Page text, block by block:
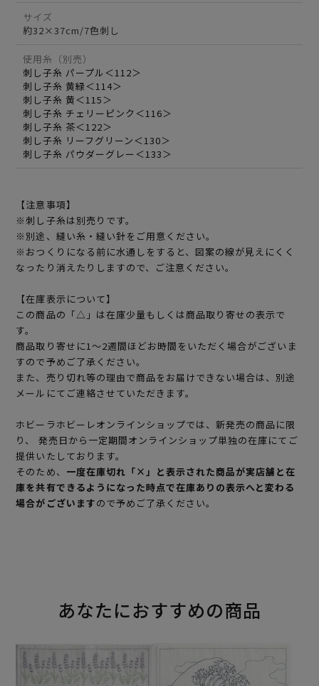
サイズ
約32×37cm/7色刺し
使用糸（別売）
刺し子糸 パープル＜112＞
刺し子糸 黄緑＜114＞
刺し子糸 黄＜115＞
刺し子糸 チェリーピンク＜116＞
刺し子糸 茶＜122＞
刺し子糸 リーフグリーン＜130＞
刺し子糸 パウダーグレー＜133＞
【注意事項】
※刺し子糸は別売りです。
※別途、縫い糸・縫い針をご用意ください。
※おつくりになる前に水通しをすると、図案の線が見えにくく
なったり消えたりしますので、ご注意ください。
【在庫表示について】
この商品の「△」は在庫少量もしくは商品取り寄せの表示で
す。
商品取り寄せに1～2週間ほどお時間をいただく場合がございま
すので予めご了承ください。
また、売り切れ等の理由で商品をお届けできない場合は、別途
メールにてご連絡させていただきます。
ホビーラホビーレオンラインショップでは、新発売の商品に限
り、 発売日から一定期間オンラインショップ単独の在庫にてご
提供いたしております。
そのため、 一度在庫切れ「×」と表示された商品が実店舗と在
庫を共有できるようになった時点で在庫ありの表示へと変わる
場合がございますので予めご了承ください。
あなたにおすすめの商品